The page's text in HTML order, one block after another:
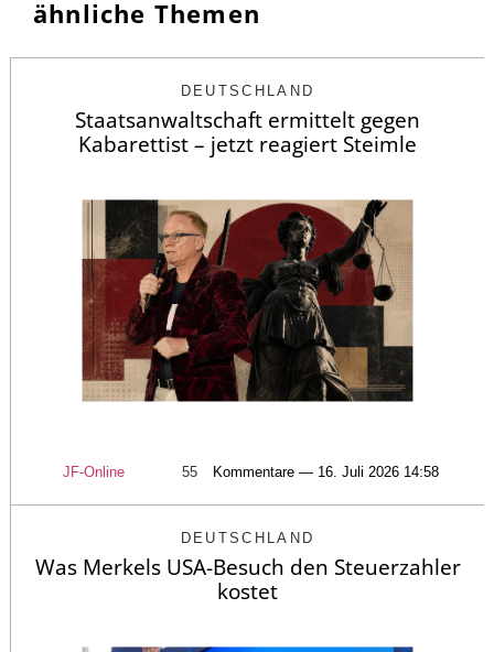
ähnliche Themen
DEUTSCHLAND
Staatsanwaltschaft ermittelt gegen
Kabarettist – jetzt reagiert Steimle
JF-Online 55 Kommentare — 16. Juli 2026 14:58
DEUTSCHLAND
Was Merkels USA-Besuch den Steuerzahler
kostet